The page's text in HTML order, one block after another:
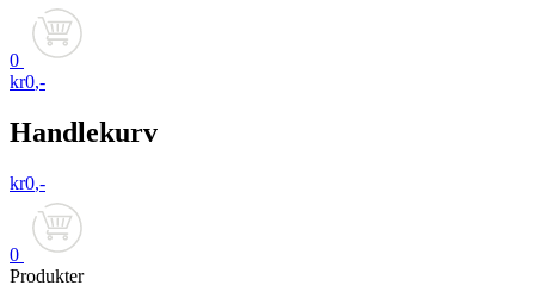
0
kr0,-
Handlekurv
kr0,-
0
Produkter